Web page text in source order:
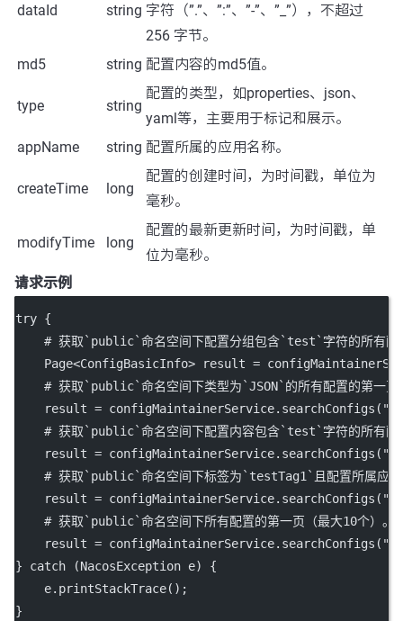
dataId string 字符（”.”、”:”、”-”、”_”），不超过
256 字节。
md5
string 配置内容的md5值。
type string
配置的类型，如properties、json、
yaml等，主要用于标记和展示。
appName
string 配置所属的应用名称。
createTime long
配置的创建时间，为时间戳，单位为
毫秒。
modifyTime long
配置的最新更新时间，为时间戳，单
位为毫秒。
请求示例
try {
    # 获取`
public`命名空间下配置分组包含`test`字符的所有配
    Page<
ConfigBasicInfo> result =
    # 获取`
public`命名空间下类型为`JSON`的所有配置的第一页
    result
= configMaintainerService. searchConfigs ( ""
    # 获取`
public`命名空间下配置内容包含`test`字符的所有配
    result
= configMaintainerService. searchConfigs ( ""
    # 获取`
public`命名空间下标签为`testTag1`且配置所属应
    result
= configMaintainerService. searchConfigs ( ""
    # 获取`
public`命名空间下所有配置的第一页（最大10个）。
    result
= configMaintainerService. searchConfigs ( ""
} catch (NacosException e) {
    e.
printStackTrace();
}